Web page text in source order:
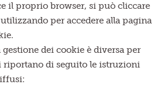
il proprio browser, si può cliccare
per accedere alla pagina
dei cookie è diversa per
riportano di seguito le istruzioni